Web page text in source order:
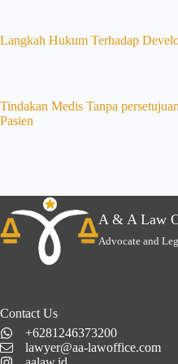
Langkah Hukum Terhadap
Tindakan Medis Tanpa
Pasien
A & A Law
Advocate and
Contact Us
+6281246373200
lawyer@aa-lawoffice.com